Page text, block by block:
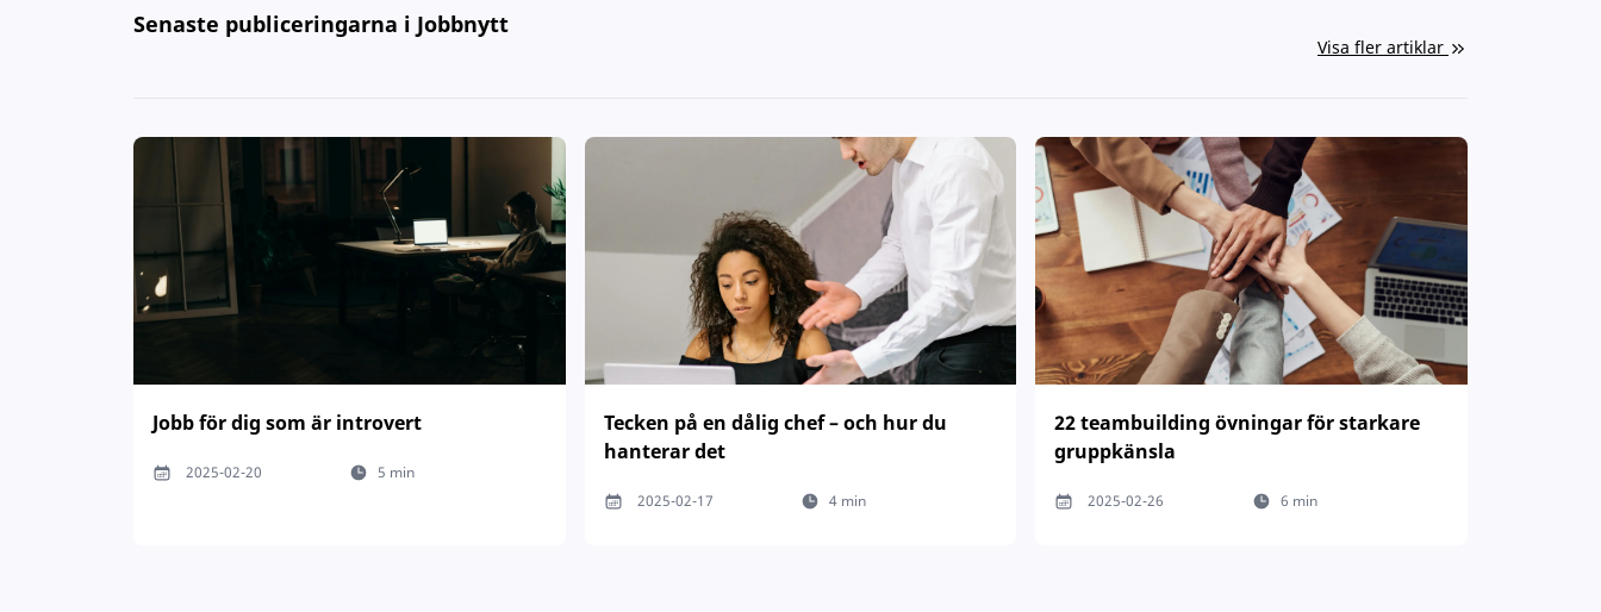
Senaste publiceringarna i Jobbnytt
Visa fler artiklar
Jobb för dig som är introvert
2025-02-20 5 min
Tecken på en dålig chef – och hur du
hanterar det
2025-02-17 4 min
22 teambuilding övningar för starkare
gruppkänsla
2025-02-26 6 min